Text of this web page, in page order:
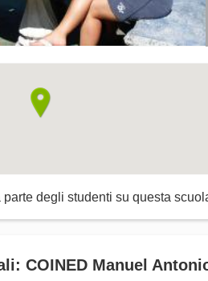
degli studenti su questa
COINED Manuel